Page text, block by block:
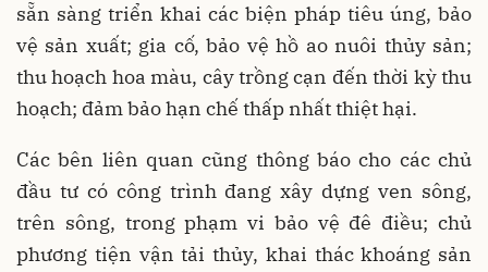
sẵn sàng triển khai các biện pháp tiêu úng, bảo
vệ sản xuất; gia cố, bảo vệ hồ ao nuôi thủy sản;
thu hoạch hoa màu, cây trồng cạn đến thời kỳ thu
hoạch; đảm bảo hạn chế thấp nhất thiệt hại.
Các bên liên quan cũng thông báo cho các chủ
đầu tư có công trình đang xây dựng ven sông,
trên sông, trong phạm vi bảo vệ đê điều; chủ
phương tiện vận tải thủy, khai thác khoáng sản